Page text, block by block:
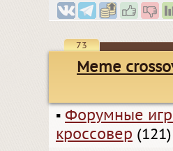
73
Meme
▪ Форумные
кроссовер (121)